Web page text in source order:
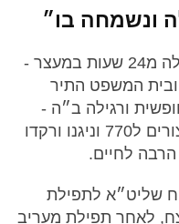
ונשמחה בו״
בשעה 20:00 לערך - לאחר למעלה מ24 שעות במעצר -
המשפט התיר
ל770 בצורה חופשית ורגילה ב״ה -
לפני מעריב נכנסו התמימים העצורים ל770 וניגנו ורקדו
לחיים.
שליט״א לתפילת
נצח, לאחר תפילת מעריב